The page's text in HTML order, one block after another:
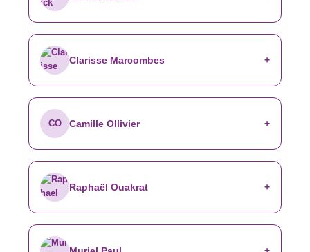
Clarisse Marcombes
CO Camille Ollivier
Raphaël Ouakrat